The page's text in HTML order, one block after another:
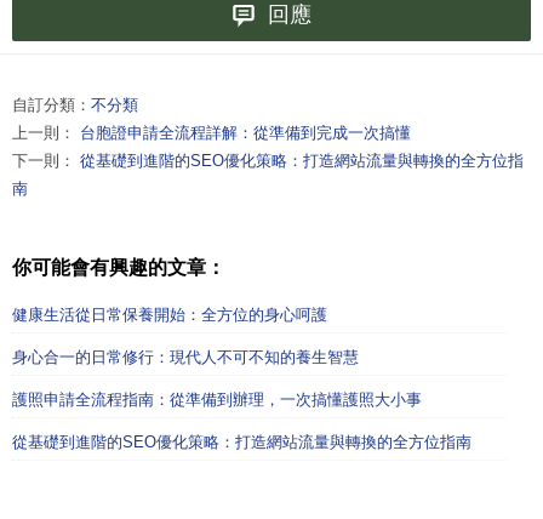
回應
自訂分類： 不分類
上一則： 台胞證申請全流程詳解：從準備到完成一次搞懂
下一則： 從基礎到進階的SEO優化策略：打造網站流量與轉換的全方位指
南
你可能會有興趣的文章：
健康生活從日常保養開始：全方位的身心呵護
身心合一的日常修行：現代人不可不知的養生智慧
護照申請全流程指南：從準備到辦理，一次搞懂護照大小事
從基礎到進階的SEO優化策略：打造網站流量與轉換的全方位指南